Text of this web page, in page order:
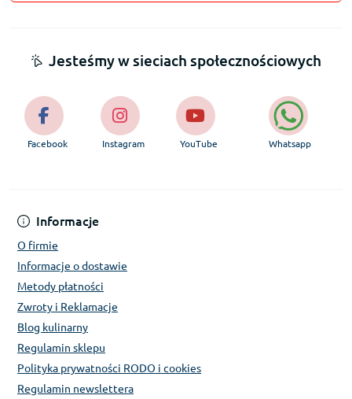
Informacje
O firmie
Informacje o dostawie
Metody płatności
Zwroty i Reklamacje
Blog kulinarny
Regulamin sklepu
Polityka prywatności RODO i cookies
Regulamin newslettera
Jesteśmy w sieciach społecznościowych
Facebook Instagram YouTube Whatsapp